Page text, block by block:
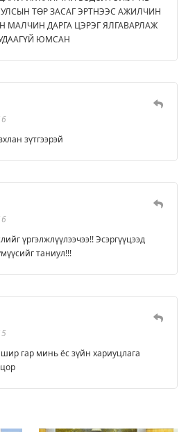
ТӨР ЗАСАГ ЭРТНЭЭС АЖИЛЧИН
МАЛЧИН ДАРГА ЦЭРЭГ ЯЛГАВАРЛАЖ
ЮМСАН
зүтгээрэй
үргэлжлүүлээчээ!! Эсэргүүцээд
таниул!!!
шир гар минь ёс зүйн хариуцлага